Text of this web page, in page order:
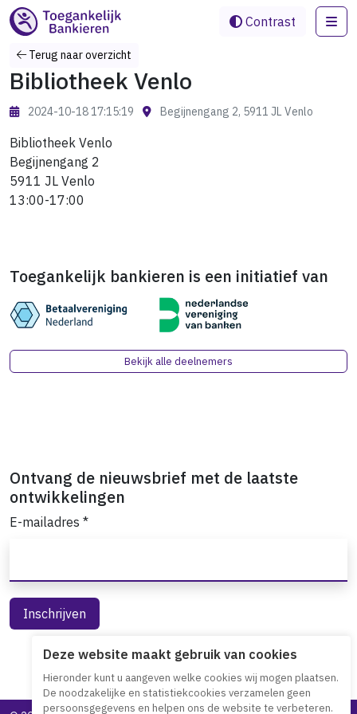
Contrast
Terug naar overzicht
Bibliotheek Venlo
2024-10-18 17:15:19 Begijnengang 2, 5911 JL Venlo
Bibliotheek Venlo
Begijnengang 2
5911 JL Venlo
13:00-17:00
Toegankelijk bankieren is een initiatief van
Bekijk alle deelnemers
Ontvang de nieuwsbrief met de laatste
ontwikkelingen
E-mailadres *
Deze website maakt gebruik van cookies
Hieronder kunt u aangeven welke cookies wij mogen plaatsen.
De noodzakelijke en statistiekcookies verzamelen geen
persoonsgegevens en helpen ons de website te verbeteren.